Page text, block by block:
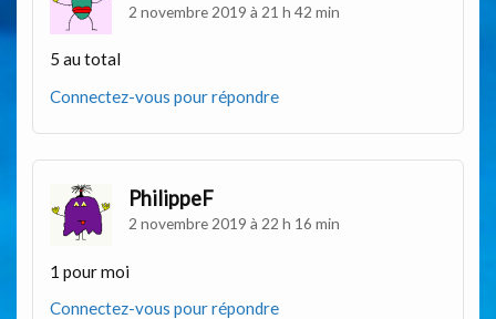
2 novembre 2019 à 21 h 42 min
5 au total
Connectez-vous pour répondre
PhilippeF
2 novembre 2019 à 22 h 16 min
1 pour moi
Connectez-vous pour répondre